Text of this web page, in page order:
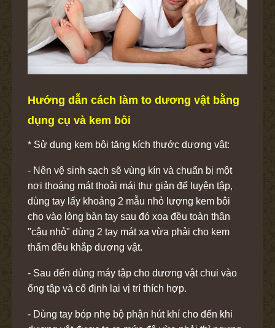
Hướng dẫn cách làm to dương vật bằng
dụng cụ và kem bôi
* Sử dụng kem bôi tăng kích thước dương vật:
- Nên vệ sinh sạch sẽ vùng kín và chuẩn bị một
nơi thoáng mát thoải mái thư giản để luyện tập,
dùng tay lấy khoảng 2 mẫu nhỏ lượng kem bôi
cho vào lòng bàn tay sau đó xoa đều toàn thân
"cậu nhỏ" dùng 2 tay mát xa vừa phải cho kem
thấm đều khắp dương vật.
- Sau đến dùng máy tập cho dương vật chui vào
ống tập và cố định lại vị trí thích hợp.
- Dùng tay bóp nhẹ bộ phận hút khí cho đến khi